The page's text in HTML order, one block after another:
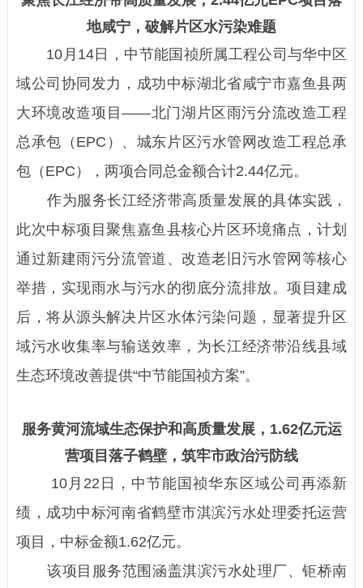
地咸宁， 破解片区水污染难题
10月14日，中节能国祯所属工程公司与华中区
域公司协同发力，成功中标湖北省咸宁市嘉鱼县两
大环境改造项目——北门湖片区雨污分流改造工程
总承包（EPC）、城东片区污水管网改造工程总承
包（EPC），两项合同总金额合计2.44亿元。
作为服务长江经济带高质量发展的具体实践，
此次中标项目聚焦嘉鱼县核心片区环境痛点，计划
通过新建雨污分流管道、改造老旧污水管网等核心
举措，实现雨水与污水的彻底分流排放。项目建成
后，将从源头解决片区水体污染问题，显著提升区
域污水收集率与输送效率，为长江经济带沿线县域
生态环境改善提供“中节能国祯方案”。
服务黄河流域生态保护和高质量发展， 1.62亿元运
营项目落子鹤壁， 筑牢市政治污防线
10月22日，中节能国祯华东区域公司再添新
绩，成功中标河南省鹤壁市淇滨污水处理委托运营
项目，中标金额1.62亿元。
该项目服务范围涵盖淇滨污水处理厂、钜桥南